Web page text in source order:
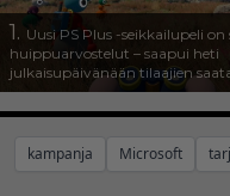
1. Uusi PS Plus -seikkailupeli on
huippuarvostelut – saapui heti
julkaisupäivänään tilaajien
kampanja Microsoft